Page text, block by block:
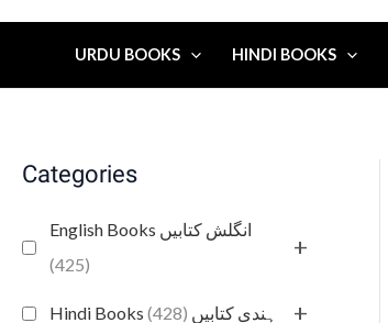
URDU BOOKS HINDI BOOKS
Categories
English Books انگلش کتابیں
(425)
+
Hindi Books ہندی کتابیں (428) +